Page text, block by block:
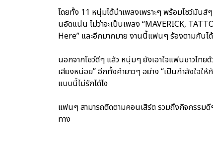
โดยทั้ง 11 หนุ่มได้นำเพลงเพราะๆ พร้อมโชว์มัน
นอัดแน่น ไม่ว่าจะเป็นเพลง “MAVERICK,
Here” และอีกมากมาย งานนี้แฟนๆ ร้องตามกัน
นอกจากโชว์ดีๆ แล้ว หนุ่มๆ ยังเอาใจแฟนชาวไท
เสียงหน่อย” อีกทั้งคำยาวๆ อย่าง “เป็นกำลังใจ
แบบนี้ไม่รักได้ไง
แฟนๆ สามารถติดตามคอนเสิร์ต รวมถึงกิจกรรม
ทาง